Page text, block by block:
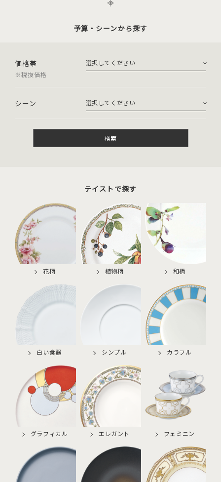
予算・シーンから探す
価格帯
※税抜価格
シーン
検索
テイストで探す
花柄 植物柄 和柄
白い食器 シンプル カラフル
グラフィカル エレガント フェミニン